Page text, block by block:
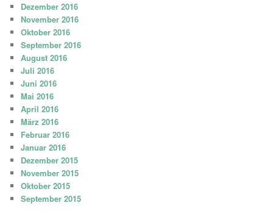
Dezember 2016
November 2016
Oktober 2016
September 2016
August 2016
Juli 2016
Juni 2016
Mai 2016
April 2016
März 2016
Februar 2016
Januar 2016
Dezember 2015
November 2015
Oktober 2015
September 2015